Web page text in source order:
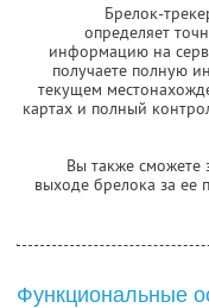
Брелок-
определяет
информацию на
получаете полную
текущем
картах и полный
Вы также сможете
выходе брелока за ее
Функциональные